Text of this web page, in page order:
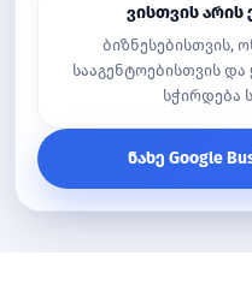
ვისთვის არის
ბიზნესებისთვის,
სააგენტოებისთვის
სჭირდება
ნახე Google